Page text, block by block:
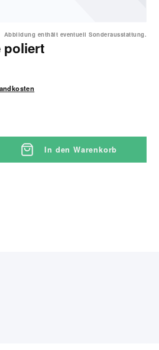
Abbildung enthält eventuell Sonderausstattung.
poliert
In den Warenkorb